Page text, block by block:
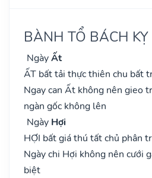
BÀNH TỔ BÁCH KỴ
NgàyẤt
ẤT bất tải thực thiên chu bất
Ngay can Ất không nên gieo
ngàn gốc không lên
Ngày Hợi
HỢI bất giá thú tất chủ phân
Ngày chi Hợi không nên cưới
biệt